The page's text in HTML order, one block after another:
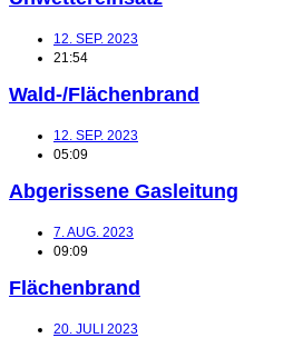
12. SEP. 2023
21:54
Wald-/Flächenbrand
12. SEP. 2023
05:09
Abgerissene Gasleitung
7. AUG. 2023
09:09
Flächenbrand
20. JULI 2023